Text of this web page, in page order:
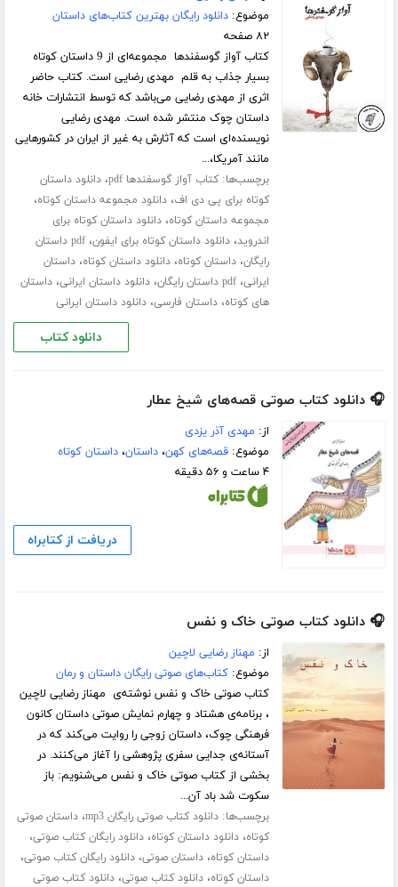
موضوع:دانلود رایگان بهترین کتاب‌های داستان
۸۲ صفحه
کتاب آواز گوسفندها مجموعه‌ای از 9 داستان کوتاه
بسیار جذاب به قلم مهدی رضایی است. کتاب حاضر
اثری از مهدی رضایی می‌باشد که توسط انتشارات خانه
داستان چوک منتشر شده است. مهدی رضایی
نویسنده‌ای است که آثارش به غیر از ایران در کشورهایی
مانند آمریکا،...
برچسب‌ها:کتاب آواز گوسفندها pdf ،دانلود داستان
کوتاه برای پی دی اف،دانلود مجموعه داستان کوتاه،
مجموعه داستان کوتاه،دانلود داستان کوتاه برای
اندروید،دانلود داستان کوتاه برای ایفون،
pdf داستان
رایگان،داستان کوتاه،دانلود داستان کوتاه،داستان
ایرانی،pdf داستان رایگان ،دانلود داستان ایرانی،داستان
های کوتاه،داستان فارسی،دانلود داستان ایرانی
دانلود کتاب
🎧 دانلود کتاب صوتی قصه‌های شیخ عطار
از: مهدی آذر یزدی
موضوع:قصه‌های کهن،داستان،داستان کوتاه
۴ ساعت و ۵۶ دقیقه
دریافت از کتابراه
🎧 دانلود کتاب صوتی خاک و نفس
از: مهناز رضایی لاچین
موضوع:کتاب‌های صوتی رایگان داستان و رمان
کتاب صوتی خاک و نفس نوشته‌ی مهناز رضایی لاچین
، برنامه‌ی هشتاد و چهارم نمایش صوتی داستان کانون
فرهنگی چوک، داستان زوجی را روایت می‌کند که در
آستانه‌ی جدایی سفری پژوهشی را آغاز می‌کنند. در
بخشی از کتاب صوتی خاک و نفس می‌شنویم: باز
سکوت شد باد آن...
برچسب‌ها:دانلود کتاب صوتی رایگان mp3 ،داستان صوتی
کوتاه،دانلود داستان کوتاه،دانلود رایگان کتاب صوتی،
داستان کوتاه،داستان صوتی،دانلود رایگان کتاب صوتی،
داستان کوتاه،دانلود کتاب صوتی،دانلود کتاب صوتی